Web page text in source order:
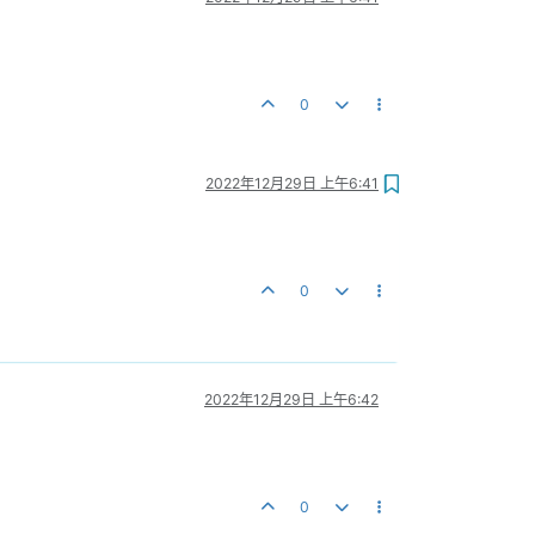
0
2022年12月29日 上午6:41
0
2022年12月29日 上午6:42
0